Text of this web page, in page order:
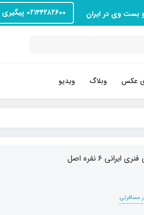
بست وی در ایران ۰۲۱۴۴۲۸۲۶۰۰ پیگیری سفارش
عکس وبلاگ ویدیو
6 نفره اصل
مسافرتی